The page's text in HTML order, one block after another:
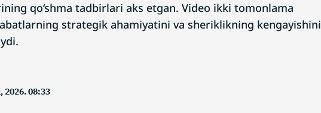
qo‘shma tadbirlari aks etgan. Video ikki tomonlama
strategik ahamiyatini va sheriklikning kengayishini
2026. 08:33